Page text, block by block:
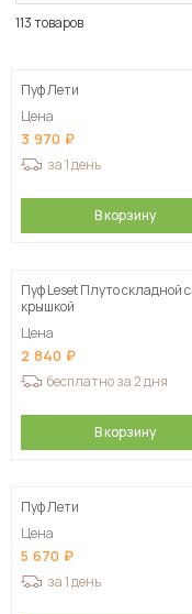
113 товаров
Пуф Лети
Цена
3 970
за 1 день
В корзину
Пуф Leset Плуто складной с
крышкой
Цена
2 840
бесплатно за 2 дня
В корзину
Пуф Лети
Цена
5 670
за 1 день